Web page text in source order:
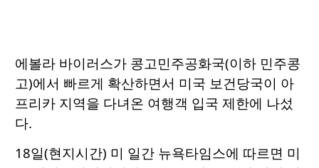
에볼라 바이러스가 콩고민주공화국(이하 민주콩
고)에서 빠르게 확산하면서 미국 보건당국이 아
프리카 지역을 다녀온 여행객 입국 제한에 나섰
다.
18일(현지시간) 미 일간 뉴욕타임스에 따르면 미